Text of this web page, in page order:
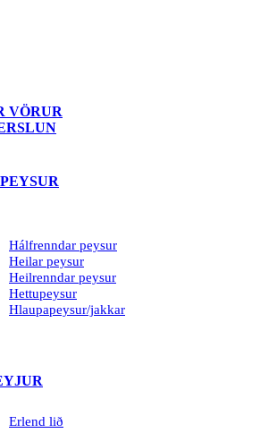
VÖRUR
PEYSUR
Hálfrenndar peysur
Heilar peysur
Heilrenndar peysur
Hettupeysur
Hlaupapeysur/jakkar
Erlend lið